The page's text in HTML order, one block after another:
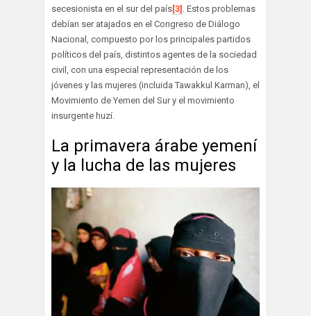
secesionista en el sur del país[3] . Estos problemas
debían ser atajados en el Congreso de Diálogo
Nacional, compuesto por los principales partidos
políticos del país, distintos agentes de la sociedad
civil, con una especial representación de los
jóvenes y las mujeres (incluida Tawakkul Karman), el
Movimiento de Yemen del Sur y el movimiento
insurgente huzí.
La primavera árabe yemení
y la lucha de las mujeres